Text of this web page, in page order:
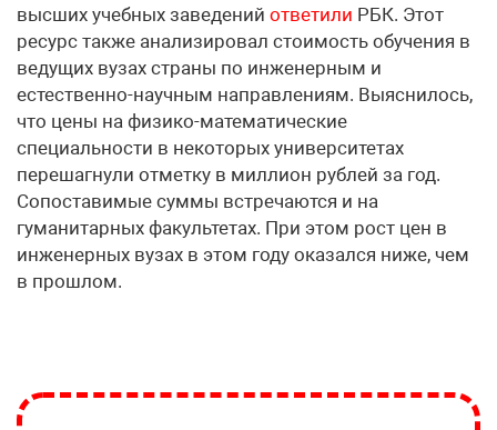
высших учебных заведений ответили РБК. Этот
ресурс также анализировал стоимость обучения в
ведущих вузах страны по инженерным и
естественно-научным направлениям. Выяснилось,
что цены на физико-математические
специальности в некоторых университетах
перешагнули отметку в миллион рублей за год.
Сопоставимые суммы встречаются и на
гуманитарных факультетах. При этом рост цен в
инженерных вузах в этом году оказался ниже, чем
в прошлом.